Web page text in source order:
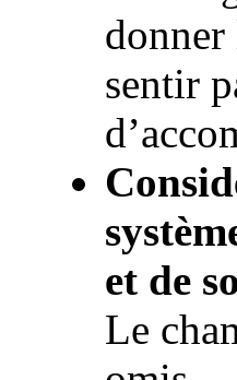
donner
sentir
et de
Le